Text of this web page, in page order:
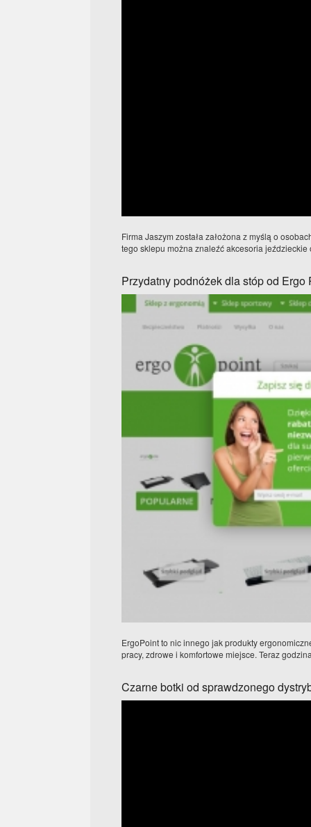
Firma Jaszym została założona z myślą o
tego sklepu można znaleźć akcesoria
Przydatny podnóżek dla stóp od Ergo
ErgoPoint to nic innego jak produkty
pracy, zdrowe i komfortowe miejsce. Teraz
Czarne botki od sprawdzonego